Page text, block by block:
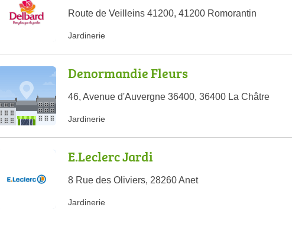
Route de Veilleins 41200, 41200 Romorantin
Jardinerie
Denormandie Fleurs
46, Avenue d'Auvergne 36400, 36400 La Châtre
Jardinerie
E.Leclerc Jardi
8 Rue des Oliviers, 28260 Anet
Jardinerie